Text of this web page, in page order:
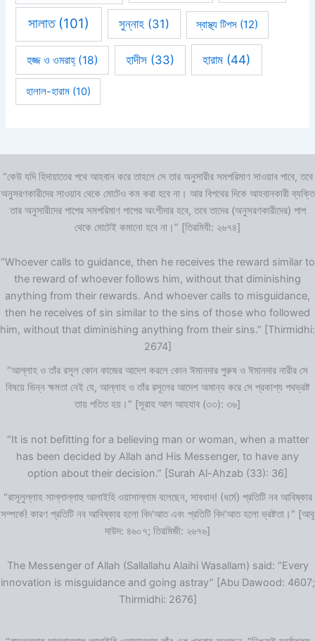
সালাত(101) সুন্নাহ (31) স্বাস্থ্য টিপস (12)
হজ্জ ও ওমরাহ্‌(18) হাদীস(33) হারাম (44)
হালাল-হারাম(10)
“কেউ যদি হিদায়াতের পথে আহবান করে তাহলে সে তার অনুসারীর সমপরিমাণ সাওয়াব পাবে, তবে
অনুসরণকারীদের সাওয়াব থেকে মোটেও কম করা হবে না। আর বিপথের দিকে আহবানকারী ব্যক্তি
তার অনুসারীদের পাপের সমপরিমাণ পাপের অংশীদার হবে, তবে তাদের (অনুসরণকারীদের) পাপ
থেকে মোটেই কমানো হবে না।” [তিরমিযী: ২৬৭৪]
“Whoever calls to guidance, then he receives the reward similar to
the reward of whoever follows him, without that diminishing
anything from their rewards. And whoever calls to misguidance,
then he receives of sin similar to the sins of those who followed
him, without that diminishing anything from their sins.” [Thirmidhi:
2674]
“আল্লাহ ও তাঁর রসূল কোন কাজের আদেশ করলে কোন ঈমানদার পুরুষ ও ঈমানদার নারীর সে
বিষয়ে ভিন্ন ক্ষমতা নেই যে, আল্লাহ ও তাঁর রসূলের আদেশ অমান্য করে সে প্রকাশ্য পথভ্রষ্ট
তায় পতিত হয়।” [সূরাহ আল আহযাব (৩৩): ৩৬]
“It is not befitting for a believing man or woman, when a matter
has been decided by Allah and His Messenger, to have any
option about their decision.” [Surah Al-Ahzab (33): 36]
“রাসূলুল্লাহ সাল্লাল্লাহু আলাইহি ওয়াসাল্লাম বলেছেন, সাবধান! (ধর্মে) প্রতিটি নব আবিষ্কার
সম্পর্কে! কারণ প্রতিটি নব আবিষ্কার হলো বিদ‘আত এবং প্রতিটি বিদ‘আত হলো ভ্রষ্টতা।” [আবূ
দাউদ: ৪৬০৭; তিরমিজী: ২৬৭৬]
The Messenger of Allah (Sallallahu Alaihi Wasallam) said: “Every
innovation is misguidance and going astray” [Abu Dawood: 4607;
Thirmidhi: 2676]